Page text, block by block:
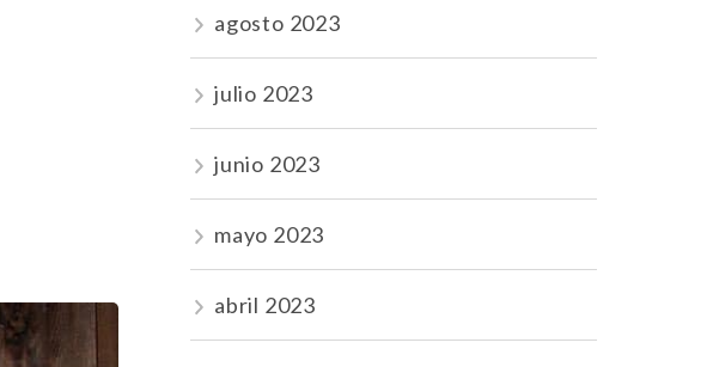
agosto 2023
julio 2023
junio 2023
mayo 2023
abril 2023